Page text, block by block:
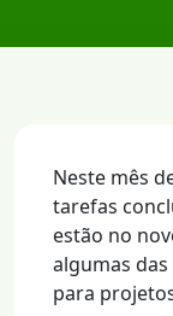
Neste mês
tarefas
estão no
algumas
para